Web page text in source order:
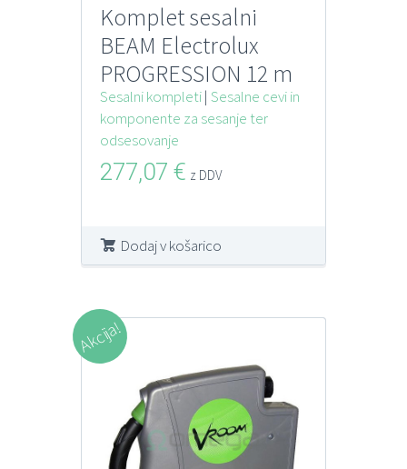
Komplet sesalni
BEAM Electrolux
PROGRESSION 12 m
vklop/izklop
Sesalni kompleti| Sesalne cevi in
komponente za sesanje ter
odsesovanje
277,07 € z DDV
Dodaj v košarico
Akcija!